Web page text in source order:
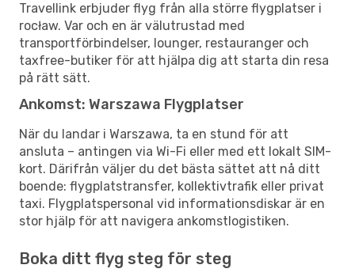
Travellink erbjuder flyg från alla större flygplatser i
rocław. Var och en är välutrustad med
transportförbindelser, lounger, restauranger och
taxfree-butiker för att hjälpa dig att starta din resa
på rätt sätt.
Ankomst: Warszawa Flygplatser
När du landar i Warszawa, ta en stund för att
ansluta – antingen via Wi-Fi eller med ett lokalt SIM-
kort. Därifrån väljer du det bästa sättet att nå ditt
boende: flygplatstransfer, kollektivtrafik eller privat
taxi. Flygplatspersonal vid informationsdiskar är en
stor hjälp för att navigera ankomstlogistiken.
Boka ditt flyg steg för steg